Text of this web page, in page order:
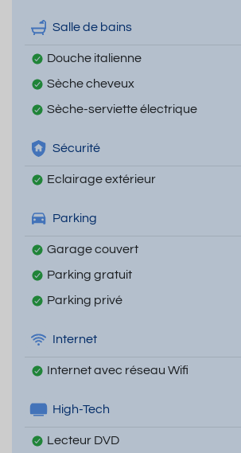
Salle de bains
Douche italienne
Sèche cheveux
Sèche-serviette électrique
Sécurité
Eclairage extérieur
Parking
Garage couvert
Parking gratuit
Parking privé
Internet
Internet avec réseau Wifi
High-Tech
Lecteur DVD